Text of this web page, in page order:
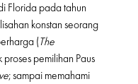
Florida pada tahun
konstan seorang
(The
proses pemilihan Paus
; sampai memahami